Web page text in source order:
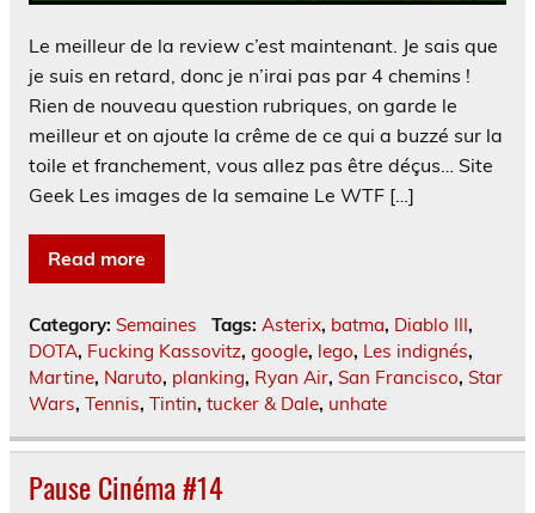
Le meilleur de la review c’est maintenant. Je sais que
je suis en retard, donc je n’irai pas par 4 chemins !
Rien de nouveau question rubriques, on garde le
meilleur et on ajoute la crême de ce qui a buzzé sur la
toile et franchement, vous allez pas être déçus… Site
Geek Les images de la semaine Le WTF […]
Read more
Category: Semaines Tags: Asterix, batma, Diablo III,
DOTA, Fucking Kassovitz, google, lego, Les indignés,
Martine, Naruto, planking, Ryan Air, San Francisco, Star
Wars, Tennis, Tintin, tucker & Dale, unhate
Pause Cinéma #14